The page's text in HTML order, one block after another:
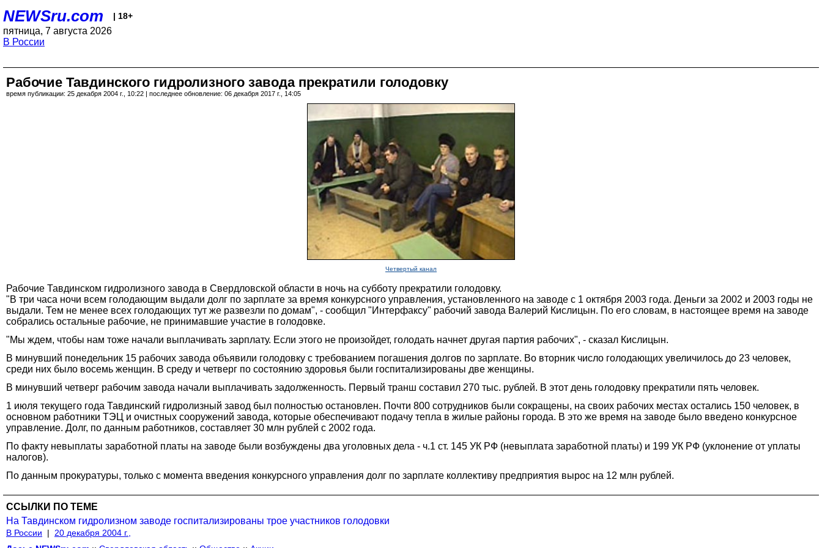
NEWSru.com | 18+
пятница, 7 августа 2026
В России
Рабочие Тавдинского гидролизного завода прекратили голодовку
время публикации: 25 декабря 2004 г., 10:22 | последнее обновление: 06 декабря 2017 г., 14:05
Четвертый канал
Рабочие Тавдинском гидролизного завода в Свердловской области в ночь на субботу прекратили голодовку.
"В три часа ночи всем голодающим выдали долг по зарплате за время конкурсного управления, установленного на заводе с 1 октября 2003 года. Деньги за 2002 и 2003 годы не
выдали. Тем не менее всех голодающих тут же развезли по домам", - сообщил "Интерфаксу" рабочий завода Валерий Кислицын. По его словам, в настоящее время на заводе
собрались остальные рабочие, не принимавшие участие в голодовке.
"Мы ждем, чтобы нам тоже начали выплачивать зарплату. Если этого не произойдет, голодать начнет другая партия рабочих", - сказал Кислицын.
В минувший понедельник 15 рабочих завода объявили голодовку с требованием погашения долгов по зарплате. Во вторник число голодающих увеличилось до 23 человек,
среди них было восемь женщин. В среду и четверг по состоянию здоровья были госпитализированы две женщины.
В минувший четверг рабочим завода начали выплачивать задолженность. Первый транш составил 270 тыс. рублей. В этот день голодовку прекратили пять человек.
1 июля текущего года Тавдинский гидролизный завод был полностью остановлен. Почти 800 сотрудников были сокращены, на своих рабочих местах остались 150 человек, в
основном работники ТЭЦ и очистных сооружений завода, которые обеспечивают подачу тепла в жилые районы города. В это же время на заводе было введено конкурсное
управление. Долг, по данным работников, составляет 30 млн рублей с 2002 года.
По факту невыплаты заработной платы на заводе были возбуждены два уголовных дела - ч.1 ст. 145 УК РФ (невыплата заработной платы) и 199 УК РФ (уклонение от уплаты
налогов).
По данным прокуратуры, только с момента введения конкурсного управления долг по зарплате коллективу предприятия вырос на 12 млн рублей.
ССЫЛКИ ПО ТЕМЕ
На Тавдинском гидролизном заводе госпитализированы трое участников голодовки
В России |
20 декабря 2004 г.,